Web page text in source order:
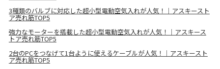
3種類のバルブに対応した超小型電動空気入れが人気！｜アスキースト
ア売れ筋TOP5
強力なモーターを搭載した超小型電動空気入れが人気！｜アスキース
トア売れ筋TOP5
2台のPCをつなげて1台ように使えるケーブルが人気！｜アスキースト
ア売れ筋TOP5